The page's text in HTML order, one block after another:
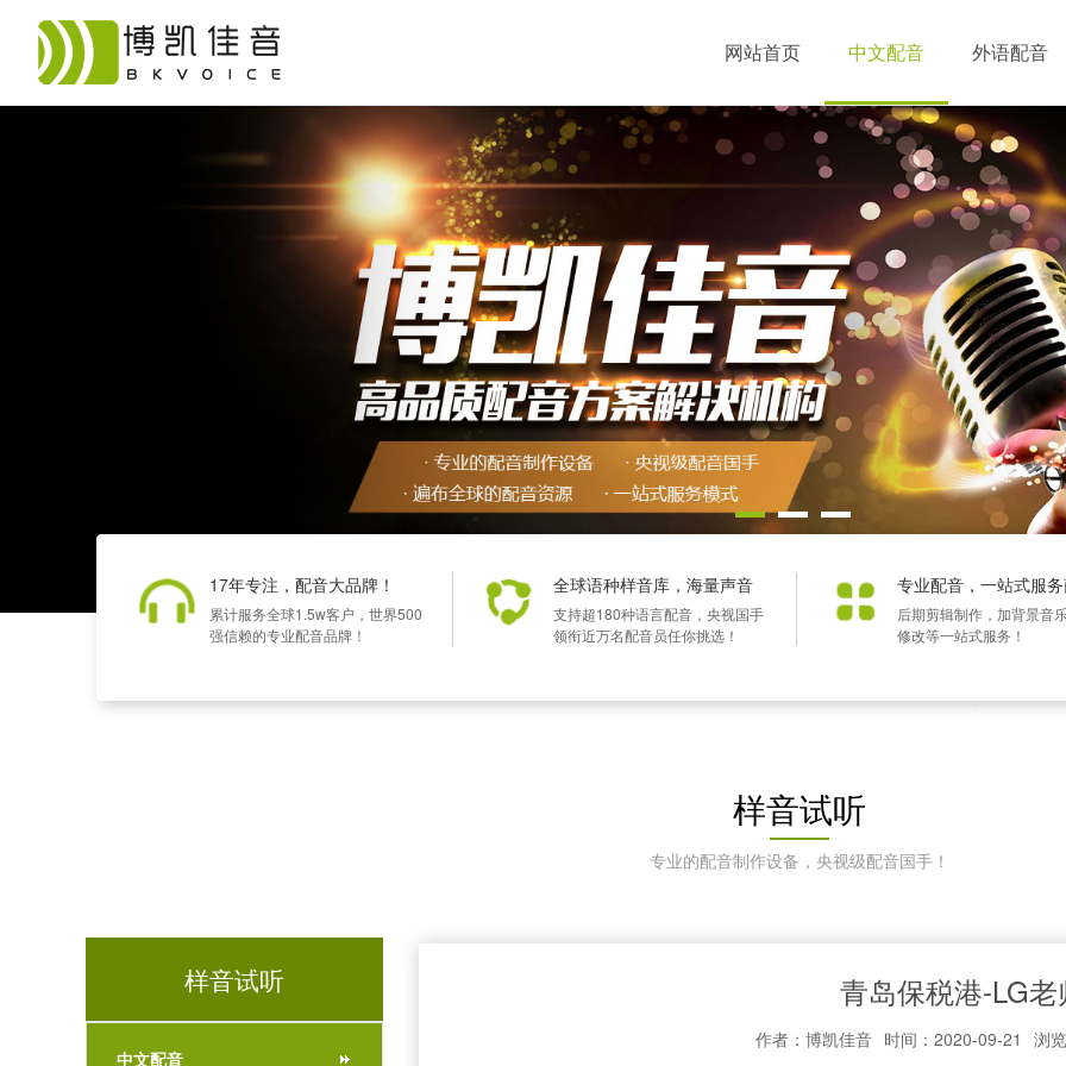
网站首页 中文配音 外语配音
17年专注，配音大品牌！
累计服务全球1.5w客户，世界500
强信赖的专业配音品牌！
全球语种样音库，海量声音
支持超180种语言配音，央视国手
领衔近万名配音员任你挑选！
专业配音，一站式服
后期剪辑制作，加背景音
修改等一站式服务！
样音试听
专业的配音制作设备，央视级配音国手！
样音试听
中文配音
青岛保税港-LG老
作者：博凯佳音 时间：2020-09-21 浏